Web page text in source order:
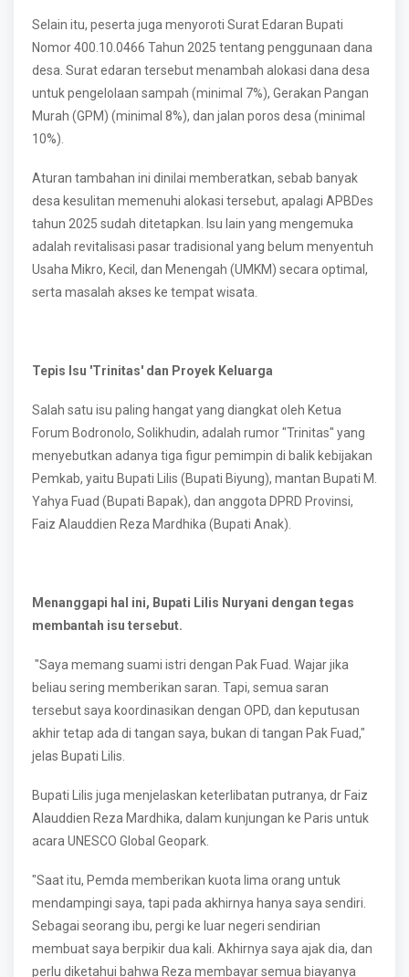
Selain itu, peserta juga menyoroti Surat Edaran Bupati
Nomor 400.10.0466 Tahun 2025 tentang penggunaan dana
desa. Surat edaran tersebut menambah alokasi dana desa
untuk pengelolaan sampah (minimal 7%), Gerakan Pangan
Murah (GPM) (minimal 8%), dan jalan poros desa (minimal
10%).
Aturan tambahan ini dinilai memberatkan, sebab banyak
desa kesulitan memenuhi alokasi tersebut, apalagi APBDes
tahun 2025 sudah ditetapkan. Isu lain yang mengemuka
adalah revitalisasi pasar tradisional yang belum menyentuh
Usaha Mikro, Kecil, dan Menengah (UMKM) secara optimal,
serta masalah akses ke tempat wisata.
Tepis Isu 'Trinitas' dan Proyek Keluarga
Salah satu isu paling hangat yang diangkat oleh Ketua
Forum Bodronolo, Solikhudin, adalah rumor "Trinitas" yang
menyebutkan adanya tiga figur pemimpin di balik kebijakan
Pemkab, yaitu Bupati Lilis (Bupati Biyung), mantan Bupati M.
Yahya Fuad (Bupati Bapak), dan anggota DPRD Provinsi,
Faiz Alauddien Reza Mardhika (Bupati Anak).
Menanggapi hal ini, Bupati Lilis Nuryani dengan tegas
membantah isu tersebut.
"Saya memang suami istri dengan Pak Fuad. Wajar jika
beliau sering memberikan saran. Tapi, semua saran
tersebut saya koordinasikan dengan OPD, dan keputusan
akhir tetap ada di tangan saya, bukan di tangan Pak Fuad,"
jelas Bupati Lilis.
Bupati Lilis juga menjelaskan keterlibatan putranya, dr Faiz
Alauddien Reza Mardhika, dalam kunjungan ke Paris untuk
acara UNESCO Global Geopark.
"Saat itu, Pemda memberikan kuota lima orang untuk
mendampingi saya, tapi pada akhirnya hanya saya sendiri.
Sebagai seorang ibu, pergi ke luar negeri sendirian
membuat saya berpikir dua kali. Akhirnya saya ajak dia, dan
perlu diketahui bahwa Reza membayar semua biayanya